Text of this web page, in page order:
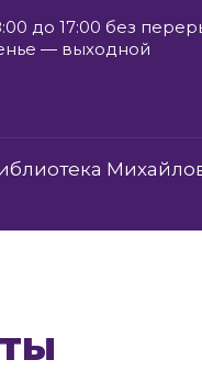
до 17:00 без
— выходной